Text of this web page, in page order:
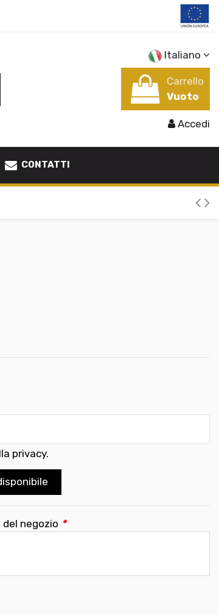
Italiano
Carrello
Vuoto
Accedi
CONTATTI
privacy.
negozio *